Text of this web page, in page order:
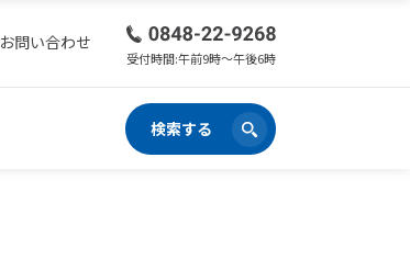
お問い合わせ
受付時間:午前9時〜午後6時
検索する